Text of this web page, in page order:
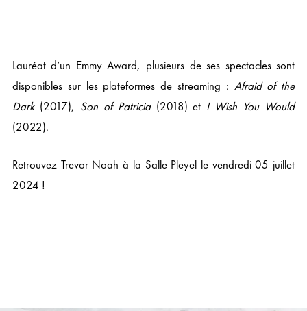
Lauréat d’un Emmy Award, plusieurs de ses spectacles sont
disponibles sur les plateformes de streaming : Afraid of the
Dark(2017), Son of Patricia(2018) et I Wish You Would
(2022).
Retrouvez Trevor Noah à la Salle Pleyel le vendredi 05 juillet
2024 !